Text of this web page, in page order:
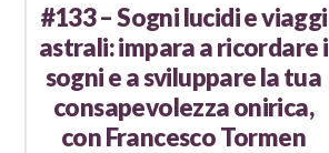
#133 – Sogni lucidi e viaggi
astrali: impara a ricordare i
sogni e a sviluppare la tua
consapevolezza onirica,
con Francesco Tormen